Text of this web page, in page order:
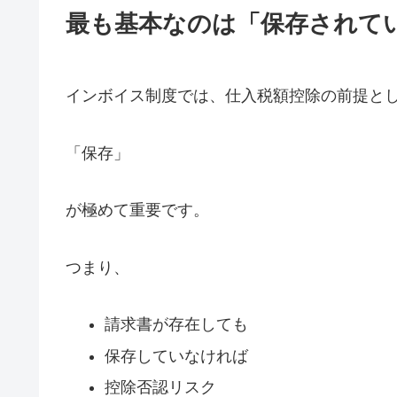
最も基本なのは「保存されて
インボイス制度では、仕入税額控除の前提とし
「保存」
が極めて重要です。
つまり、
請求書が存在しても
保存していなければ
控除否認リスク